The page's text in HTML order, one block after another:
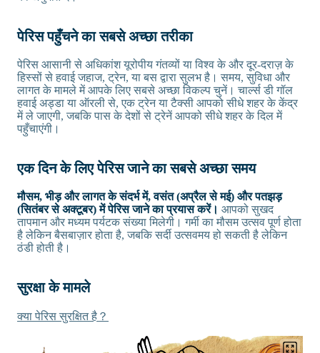
पेरिस पहुँचने का सबसे अच्छा तरीका
पेरिस आसानी से अधिकांश यूरोपीय गंतव्यों या विश्व के और दूर-दराज़ के
हिस्सों से हवाई जहाज, ट्रेन, या बस द्वारा सुलभ है। समय, सुविधा और
लागत के मामले में आपके लिए सबसे अच्छा विकल्प चुनें। चार्ल्स डी गॉल
हवाई अड्डा या ऑरली से, एक ट्रेन या टैक्सी आपको सीधे शहर के केंद्र
में ले जाएगी, जबकि पास के देशों से ट्रेनें आपको सीधे शहर के दिल में
पहुँचाएंगी।
एक दिन के लिए पेरिस जाने का सबसे अच्छा समय
मौसम, भीड़ और लागत के संदर्भ में, वसंत (अप्रैल से मई) और पतझड़
(सितंबर से अक्टूबर) में पेरिस जाने का प्रयास करें। आपको सुखद
तापमान और मध्यम पर्यटक संख्या मिलेगी। गर्मी का मौसम उत्सव पूर्ण होता
है लेकिन बैसबाज़ार होता है, जबकि सर्दी उत्सवमय हो सकती है लेकिन
ठंडी होती है।
सुरक्षा के मामले
क्या पेरिस सुरक्षित है？